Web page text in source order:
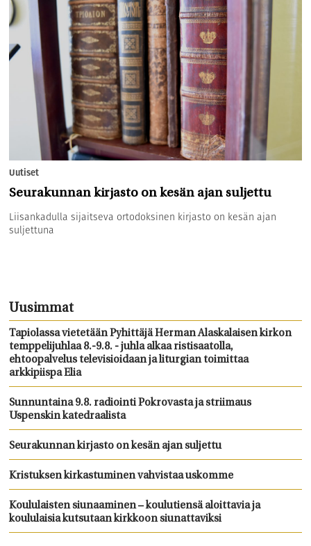
Uutiset
Seurakunnan kirjasto on kesän ajan suljettu
Liisankadulla sijaitseva ortodoksinen kirjasto on kesän ajan
suljettuna
Uusimmat
Tapiolassa vietetään Pyhittäjä Herman Alaskalaisen kirkon
temppelijuhlaa 8.-9.8. - juhla alkaa ristisaatolla,
ehtoopalvelus televisioidaan ja liturgian toimittaa
arkkipiispa Elia
Sunnuntaina 9.8. radiointi Pokrovasta ja striimaus
Uspenskin katedraalista
Seurakunnan kirjasto on kesän ajan suljettu
Kristuksen kirkastuminen vahvistaa uskomme
Koululaisten siunaaminen – koulutiensä aloittavia ja
koululaisia kutsutaan kirkkoon siunattaviksi